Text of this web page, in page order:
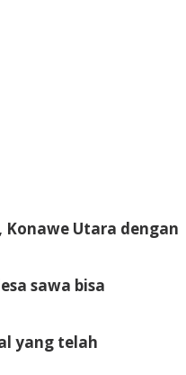
Konawe Utara dengan
sawa bisa
yang telah